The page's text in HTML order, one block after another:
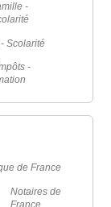
-
Scolarité
-
de France
Notaires de
France